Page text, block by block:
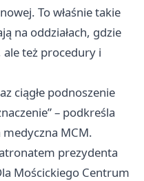
To właśnie takie
na oddziałach, gdzie
ale też procedury i
ciągłe podnoszenie
– podkreśla
medyczna MCM.
prezydenta
Mościckiego Centrum